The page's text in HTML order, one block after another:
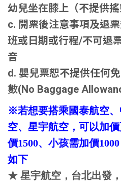
幼兒坐在膝上（不提供搖
c. 開票後注意事項及退
班或日期或行程/不可退
音
d. 嬰兒票恕不提供任何
數(No Baggage
※若想要搭乘國泰航空
空、星宇航空，可以加
價1500、小孩需加價
如下
★ 星宇航空，台北出發